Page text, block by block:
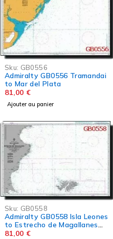
Sku: GB0556
Admiralty GB0556 Tramandai
to Mar del Plata
81,00 €
Ajouter au panier
Sku: GB0558
Admiralty GB0558 Isla Leones
to Estrecho de Magallanes
including the Falkland Islands
81,00 €